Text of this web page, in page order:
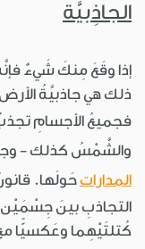
الجاذِبيَّة
إذا وقَعَ مِنكَ شَيءٌ
ذلك هي جاذبيَّةُ
فجميعُ الأجسامِ
والشَّمْسُ كذلك -
المداراتحَولَها.
التجاذبِ بينَ
كُتلتَيْهِما وعَكسيًّا